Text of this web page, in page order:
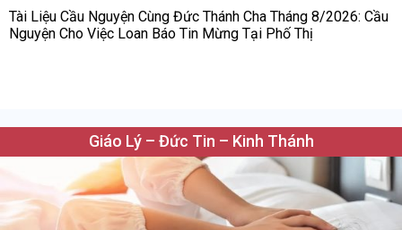
Tài Liệu Cầu Nguyện Cùng Đức Thánh Cha Tháng 8/2026: Cầu
Nguyện Cho Việc Loan Báo Tin Mừng Tại Phố Thị
Giáo Lý – Đức Tin – Kinh Thánh